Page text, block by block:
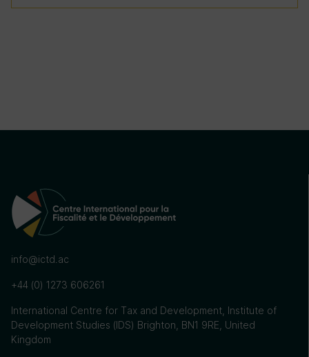
info@ictd.ac
+44 (0) 1273 606261
International Centre for Tax and Development, Institute of
Development Studies (IDS) Brighton, BN1 9RE, United
Kingdom